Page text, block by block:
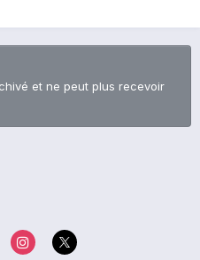
et ne peut plus recevoir